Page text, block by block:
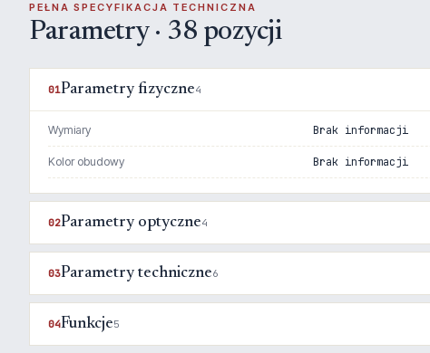
PEŁNA SPECYFIKACJA TECHNICZNA
Parametry · 38 pozycji
01Parametry fizyczne4
Wymiary Brak informacji
Kolor obudowy Brak informacji
02Parametry optyczne4
03Parametry techniczne6
04Funkcje5